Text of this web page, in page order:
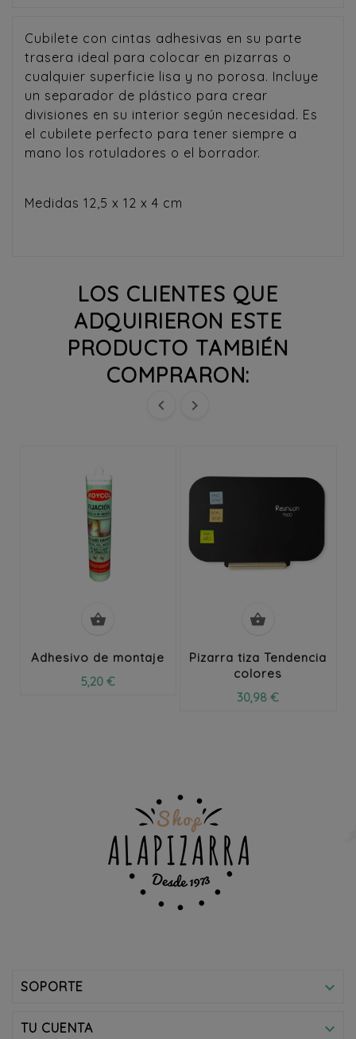
Cubilete con cintas adhesivas en su parte
trasera ideal para colocar en pizarras o
cualquier superficie lisa y no porosa. Incluye
un separador de plástico para crear
divisiones en su interior según necesidad. Es
el cubilete perfecto para tener siempre a
mano los rotuladores o el borrador.
Medidas 12,5 x 12 x 4 cm
LOS CLIENTES QUE
ADQUIRIERON ESTE
PRODUCTO TAMBIÉN
COMPRARON:
 

Adhesivo de montaje
5,20 €

Pizarra tiza Tendencia
colores
30,98 €
SOPORTE 
TU CUENTA 